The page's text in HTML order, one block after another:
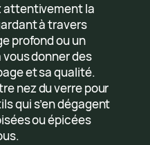
attentivement la
à travers
profond ou un
donner des
et sa qualité.
nez du verre pour
qui s’en dégagent
ou épicées